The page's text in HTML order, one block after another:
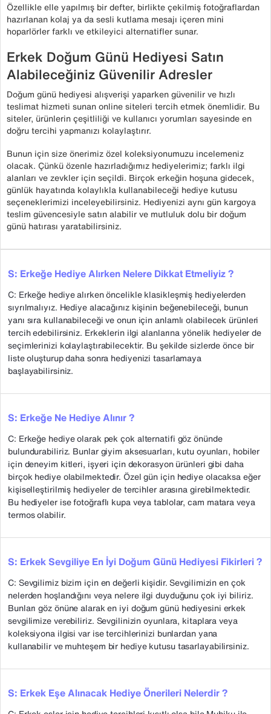
Özellikle elle yapılmış bir defter, birlikte çekilmiş fotoğraflardan
hazırlanan kolaj ya da sesli kutlama mesajı içeren mini
hoparlörler farklı ve etkileyici alternatifler sunar.
Erkek Doğum Günü Hediyesi Satın
Alabileceğiniz Güvenilir Adresler
Doğum günü hediyesi alışverişi yaparken güvenilir ve hızlı
teslimat hizmeti sunan online siteleri tercih etmek önemlidir. Bu
siteler, ürünlerin çeşitliliği ve kullanıcı yorumları sayesinde en
doğru tercihi yapmanızı kolaylaştırır.
Bunun için size önerimiz özel koleksiyonumuzu incelemeniz
olacak. Çünkü özenle hazırladığımız hediyelerimiz; farklı ilgi
alanları ve zevkler için seçildi. Birçok erkeğin hoşuna gidecek,
günlük hayatında kolaylıkla kullanabileceği hediye kutusu
seçeneklerimizi inceleyebilirsiniz. Hediyenizi aynı gün kargoya
teslim güvencesiyle satın alabilir ve mutluluk dolu bir doğum
günü hatırası yaratabilirsiniz.
S: Erkeğe Hediye Alırken Nelere Dikkat Etmeliyiz ?
C: Erkeğe hediye alırken öncelikle klasikleşmiş hediyelerden
sıyrılmalıyız. Hediye alacağınız kişinin beğenebileceği, bunun
yanı sıra kullanabileceği ve onun için anlamlı olabilecek ürünleri
tercih edebilirsiniz. Erkeklerin ilgi alanlarına yönelik hediyeler de
seçimlerinizi kolaylaştırabilecektir. Bu şekilde sizlerde önce bir
liste oluşturup daha sonra hediyenizi tasarlamaya
başlayabilirsiniz.
S: Erkeğe Ne Hediye Alınır ?
C: Erkeğe hediye olarak pek çok alternatifi göz önünde
bulundurabiliriz. Bunlar giyim aksesuarları, kutu oyunları, hobiler
için deneyim kitleri, işyeri için dekorasyon ürünleri gibi daha
birçok hediye olabilmektedir. Özel gün için hediye olacaksa eğer
kişiselleştirilmiş hediyeler de tercihler arasına girebilmektedir.
Bu hediyeler ise fotoğraflı kupa veya tablolar, cam matara veya
termos olabilir.
S: Erkek Sevgiliye En İyi Doğum Günü Hediyesi Fikirleri ?
C: Sevgilimiz bizim için en değerli kişidir. Sevgilimizin en çok
nelerden hoşlandığını veya nelere ilgi duyduğunu çok iyi biliriz.
Bunları göz önüne alarak en iyi doğum günü hediyesini erkek
sevgilimize verebiliriz. Sevgilinizin oyunlara, kitaplara veya
koleksiyona ilgisi var ise tercihlerinizi bunlardan yana
kullanabilir ve muhteşem bir hediye kutusu tasarlayabilirsiniz.
S: Erkek Eşe Alınacak Hediye Önerileri Nelerdir ?